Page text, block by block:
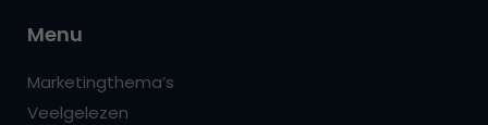
Menu
Marketingthema’s
Veelgelezen